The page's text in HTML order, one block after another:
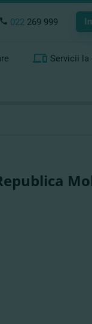
022 269 999
Servicii la